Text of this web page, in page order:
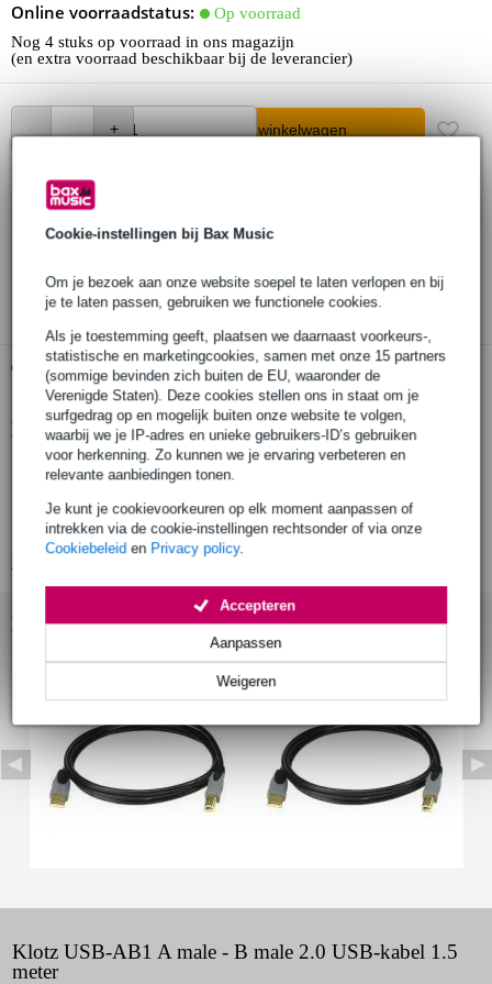
Cookie-instellingen bij Bax Music
Om je bezoek aan onze website soepel te laten verlopen en bij
je te laten passen, gebruiken we functionele cookies.
Als je toestemming geeft, plaatsen we daarnaast voorkeurs-,
statistische en marketingcookies, samen met onze 15 partners
(sommige bevinden zich buiten de EU, waaronder de
Verenigde Staten). Deze cookies stellen ons in staat om je
surfgedrag op en mogelijk buiten onze website te volgen,
waarbij we je IP-adres en unieke gebruikers-ID’s gebruiken
voor herkenning. Zo kunnen we je ervaring verbeteren en
relevante aanbiedingen tonen.
Je kunt je cookievoorkeuren op elk moment aanpassen of
intrekken via de cookie-instellingen rechtsonder of via onze
Cookiebeleid en Privacy policy.
Weigeren
Aanpassen
Accepteren
Online voorraadstatus:
Op voorraad
Nog 4 stuks op voorraad in ons magazijn
(en extra voorraad beschikbaar bij de leverancier)
In winkelwagen
Bestel voor 23:00 = maandag in huis
30 dagen 'niet goed geld terug' garantie
3 jaar Bax Music garantie
Gratis ophalen in de winkel
Productinformatie
duurzame USB-kabel
verloopt van USB-A male naar USB-B male
Bekijk alle productspecificaties
Bekijk ook eens (2)
Klotz USB-AB1 A male - B male 2.0 USB-kabel 1.5
meter